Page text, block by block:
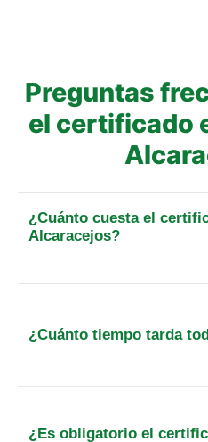
Preguntas
el certificado
¿Cuánto cuesta el
Alcaracejos?
registro. Para otra
¿Cuánto tiempo tarda
¿Es obligatorio el